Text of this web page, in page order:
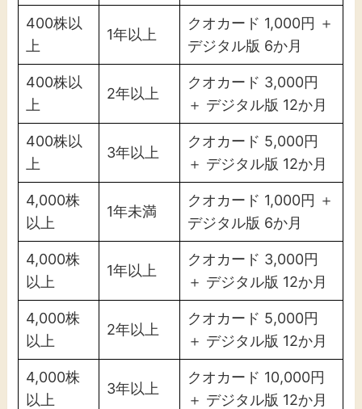
400株以
上
1年以上
クオカード 1,000円 ＋
デジタル版 6か月
400株以
上
2年以上
クオカード 3,000円
＋ デジタル版 12か月
400株以
上
3年以上
クオカード 5,000円
＋ デジタル版 12か月
4,000株
以上
1年未満
クオカード 1,000円 ＋
デジタル版 6か月
4,000株
以上
1年以上
クオカード 3,000円
＋ デジタル版 12か月
4,000株
以上
2年以上
クオカード 5,000円
＋ デジタル版 12か月
4,000株
以上
3年以上
クオカード 10,000円
＋ デジタル版 12か月